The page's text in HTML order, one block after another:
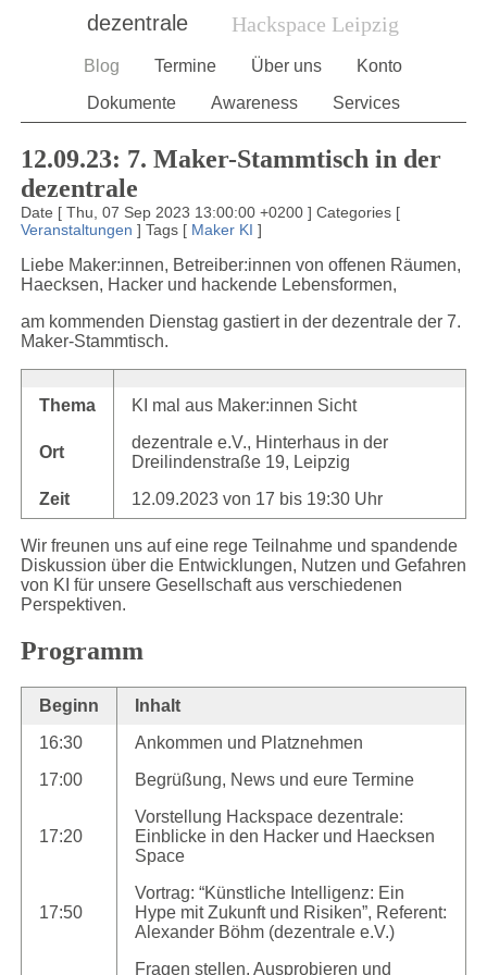
dezentrale Hackspace Leipzig
Blog Termine Über uns
Konto
Dokumente
Awareness Services
12.09.23: 7. Maker-Stammtisch in der
dezentrale
Date [ Thu, 07 Sep 2023 13:00:00 +0200 ] Categories[
Veranstaltungen ] Tags[ Maker KI ]
Liebe Maker:innen, Betreiber:innen von offenen Räumen,
Haecksen, Hacker und hackende Lebensformen,
am kommenden Dienstag gastiert in der dezentrale der 7.
Maker-Stammtisch.
Thema KI mal aus Maker:innen Sicht
Ort
dezentrale e.V., Hinterhaus in der
Dreilindenstraße 19, Leipzig
Zeit
12.09.2023 von 17 bis 19:30 Uhr
Wir freunen uns auf eine rege Teilnahme und spandende
Diskussion über die Entwicklungen, Nutzen und Gefahren
von KI für unsere Gesellschaft aus verschiedenen
Perspektiven.
Programm
Beginn
Inhalt
16:30
Ankommen und Platznehmen
17:00
Begrüßung, News und eure Termine
17:20
Vorstellung Hackspace dezentrale:
Einblicke in den Hacker und Haecksen
Space
17:50
Vortrag: “Künstliche Intelligenz: Ein
Hype mit Zukunft und Risiken”, Referent:
Alexander Böhm (dezentrale e.V.)
Fragen stellen, Ausprobieren und